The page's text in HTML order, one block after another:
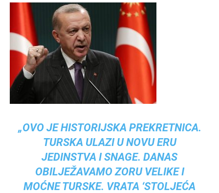
„OVO JE HISTORIJSKA PREKRETNICA.
TURSKA ULAZI U NOVU ERU
JEDINSTVA I SNAGE. DANAS
OBILJEŽAVAMO ZORU VELIKE I
MOĆNE TURSKE. VRATA ‘STOLJEĆA